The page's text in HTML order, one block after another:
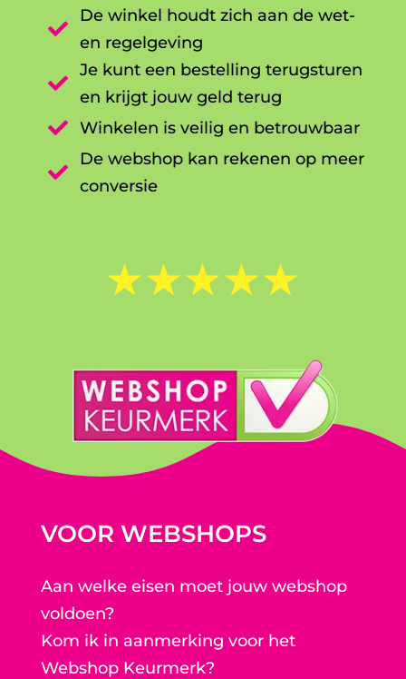

De winkel houdt zich aan de wet-
en regelgeving

Je kunt een bestelling terugsturen
en krijgt jouw geld terug

Winkelen is veilig en betrouwbaar

De webshop kan rekenen op meer
conversie
☆☆☆☆☆
VOOR WEBSHOPS
Aan welke eisen moet jouw webshop
voldoen?
Kom ik in aanmerking voor het
Webshop Keurmerk?